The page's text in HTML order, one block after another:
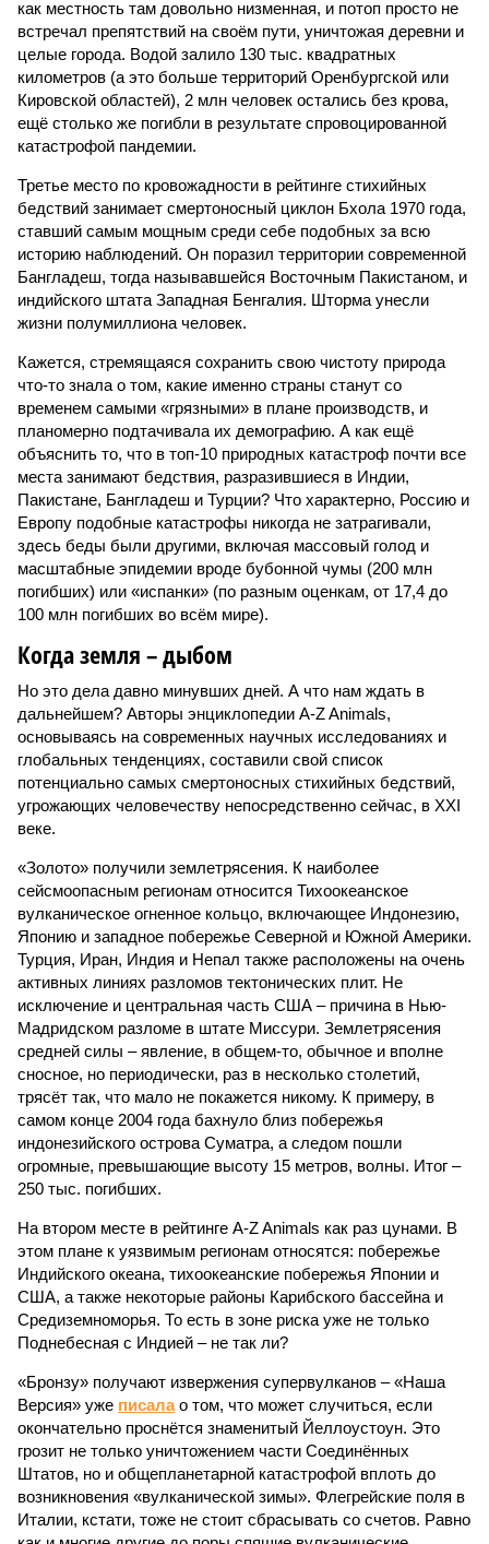
как местность там довольно низменная, и потоп просто не
встречал препятствий на своём пути, уничтожая деревни и
целые города. Водой залило 130 тыс. квадратных
километров (а это больше территорий Оренбургской или
Кировской областей), 2 млн человек остались без крова,
ещё столько же погибли в результате спровоцированной
катастрофой пандемии.
Третье место по кровожадности в рейтинге стихийных
бедствий занимает смертоносный циклон Бхола 1970 года,
ставший самым мощным среди себе подобных за всю
историю наблюдений. Он поразил территории современной
Бангладеш, тогда называвшейся Восточным Пакистаном, и
индийского штата Западная Бенгалия. Шторма унесли
жизни полумиллиона человек.
Кажется, стремящаяся сохранить свою чистоту природа
что-то знала о том, какие именно страны станут со
временем самыми «грязными» в плане производств, и
планомерно подтачивала их демографию. А как ещё
объяснить то, что в топ-10 природных катастроф почти все
места занимают бедствия, разразившиеся в Индии,
Пакистане, Бангладеш и Турции? Что характерно, Россию и
Европу подобные катастрофы никогда не затрагивали,
здесь беды были другими, включая массовый голод и
масштабные эпидемии вроде бубонной чумы (200 млн
погибших) или «испанки» (по разным оценкам, от 17,4 до
100 млн погибших во всём мире).
Когда земля – дыбом
Но это дела давно минувших дней. А что нам ждать в
дальнейшем? Авторы энциклопедии A-Z Animals,
основываясь на современных научных исследованиях и
глобальных тенденциях, составили свой список
потенциально самых смертоносных стихийных бедствий,
угрожающих человечеству непосредственно сейчас, в XXI
веке.
«Золото» получили землетрясения. К наиболее
сейсмоопасным регионам относится Тихоокеанское
вулканическое огненное кольцо, включающее Индонезию,
Японию и западное побережье Северной и Южной Америки.
Турция, Иран, Индия и Непал также расположены на очень
активных линиях разломов тектонических плит. Не
исключение и центральная часть США – причина в Нью-
Мадридском разломе в штате Миссури. Землетрясения
средней силы – явление, в общем-то, обычное и вполне
сносное, но периодически, раз в несколько столетий,
трясёт так, что мало не покажется никому. К примеру, в
самом конце 2004 года бахнуло близ побережья
индонезийского острова Суматра, а следом пошли
огромные, превышающие высоту 15 метров, волны. Итог –
250 тыс. погибших.
На втором месте в рейтинге A-Z Animals как раз цунами. В
этом плане к уязвимым регионам относятся: побережье
Индийского океана, тихо­океанские побережья Японии и
США, а также некоторые районы Карибского бассейна и
Средиземноморья. То есть в зоне риска уже не только
Поднебесная с Индией – не так ли?
«Бронзу» получают извержения супервулканов – «Наша
Версия» уже писалао том, что может случиться, если
окончательно проснётся знаменитый Йеллоустоун. Это
грозит не только уничтожением части Соединённых
Штатов, но и общепланетарной катастрофой вплоть до
возникновения «вулканической зимы». Флегрейские поля в
Италии, кстати, тоже не стоит сбрасывать со счетов. Равно